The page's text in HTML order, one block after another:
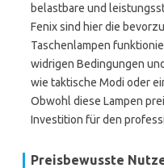
belastbare und
Fenix sind hier die
Taschenlampen
widrigen Bedingungen
wie taktische Modi oder
Obwohl diese Lampen
Investition für den
Preisbewusste